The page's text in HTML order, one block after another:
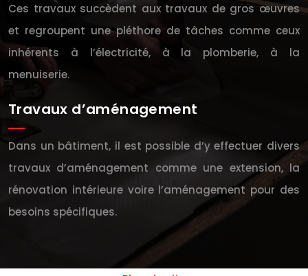
Ces travaux succèdent aux travaux de gros œuvres
et regroupent une pléthore de tâches comme ceux
inhérents à l’électricité, à la plomberie, à la
menuiserie.
Travaux d’aménagement
Dans un bâtiment, il est possible d’y effectuer divers
travaux d’aménagement comme une extension, la
rénovation intérieure voire l’aménagement pour des
besoins spécifiques.